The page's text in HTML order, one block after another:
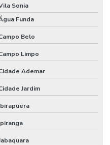
De Medicamentos
De Químicos
Consumo
Farmacêuticos
Química
Sonia
Funda
Belo
Limpo
Ademar
Jardim